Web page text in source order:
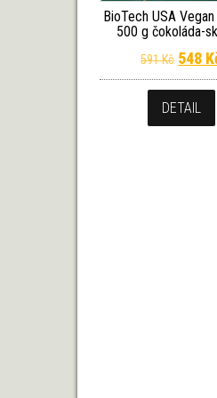
BioTech USA
500 g čokoláda-
591Kč 548
DETAIL